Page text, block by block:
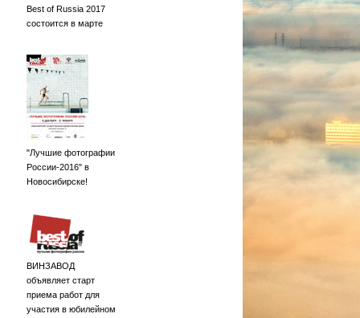
Best of Russia 2017
состоится в марте
"Лучшие фотографии
России-2016" в
Новосибирске!
ВИНЗАВОД
объявляет старт
приема работ для
участия в юбилейном